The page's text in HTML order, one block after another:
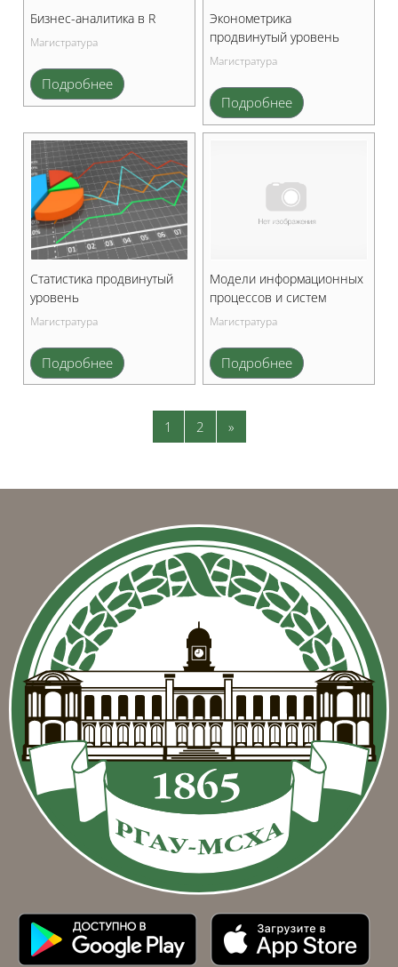
Бизнес-аналитика в R
Магистратура
Подробнее
Эконометрика
продвинутый уровень
Магистратура
Подробнее
Статистика продвинутый
уровень
Магистратура
Подробнее
Модели информационных
процессов и систем
Магистратура
Подробнее
1 Страница 1
2 Страница 2
»Следующая страница